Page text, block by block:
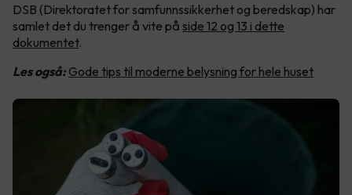
DSB (Direktoratet for samfunnssikkerhet og beredskap) har
samlet det du trenger å vite på side 12 og 13 i dette
dokumentet.
Les også: Gode tips til moderne belysning for hele huset